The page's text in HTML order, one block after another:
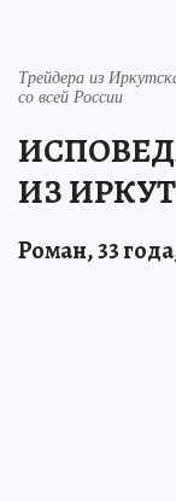
Трейдера из
со всей России
ИЗ
Роман, 33